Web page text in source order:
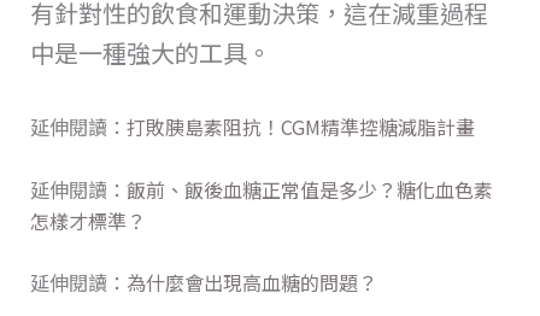
有針對性的飲食和運動決策，這在減重過程
中是一種強大的工具。
延伸閱讀： 打敗胰島素阻抗！CGM精準控糖減脂計畫
延伸閱讀： 飯前、飯後血糖正常值是多少？糖化血色素
怎樣才標準？
延伸閱讀： 為什麼會出現高血糖的問題？